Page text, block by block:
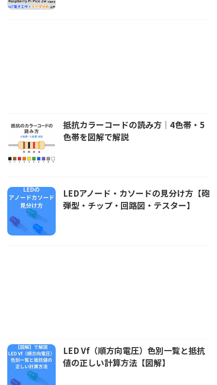
抵抗カラーコードの読み方｜4色帯・5
色帯を図解で解説
LEDアノード・カソードの見分け方【砲
弾型・チップ・回路図・テスター】
LED Vf（順方向電圧）色別一覧と抵抗
値の正しい計算方法【図解】